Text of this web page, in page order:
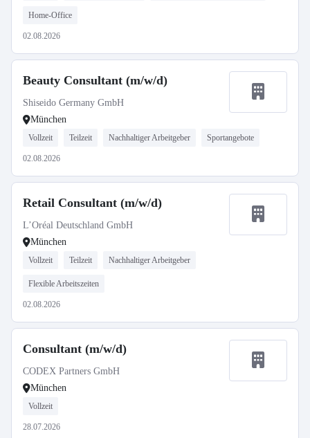
Home-Office
02.08.2026
Beauty Consultant (m/w/d)
Shiseido Germany GmbH
München
Vollzeit Teilzeit Nachhaltiger Arbeitgeber Sportangebote
02.08.2026
Retail Consultant (m/w/d)
L’Oréal Deutschland GmbH
München
Vollzeit Teilzeit Nachhaltiger Arbeitgeber
Flexible Arbeitszeiten
02.08.2026
Consultant (m/w/d)
CODEX Partners GmbH
München
Vollzeit
28.07.2026